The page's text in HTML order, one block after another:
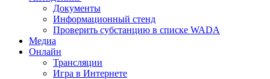
Документы
Информационный стенд
Проверить субстанцию в списке WADA
Медиа
Онлайн
Трансляции
Игра в Интернете